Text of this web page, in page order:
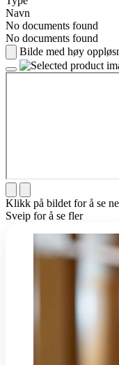
Navn
No documents found
No documents found
Bilde med høy
Klikk på bildet for å se
Sveip for å se fler